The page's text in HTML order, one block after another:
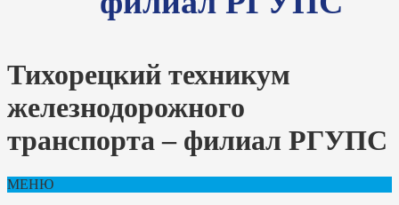
Тихорецкий техникум
железнодорожного
транспорта – филиал РГУПС
МЕНЮ